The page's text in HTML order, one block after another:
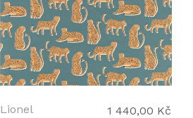
Lionel 1 440,00 Kč